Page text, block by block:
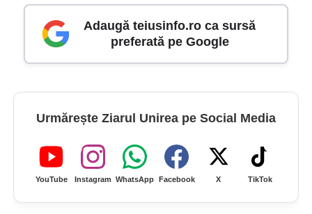
Adaugă teiusinfo.ro ca sursă
preferată pe Google
Urmărește Ziarul Unirea pe Social Media
YouTube Instagram WhatsApp Facebook X TikTok